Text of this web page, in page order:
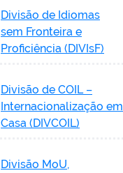
Divisão de Idiomas
sem Fronteira e
Proficiência (DIVIsF)
Divisão de COIL –
Internacionalização em
Casa (DIVCOIL)
Divisão MoU,